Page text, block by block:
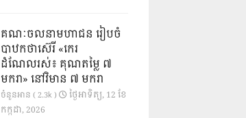
គណៈចលនាមហាជន រៀបចំ
បាឋកថាស៊េរី «កេរ
ដំណែលរស់៖ គុណតម្លៃ ៧
មករា» នៅវិមាន ៧ មករា
ចំនួនអាន ( 2.3k )
ថ្ងៃ​អាទិត្យ, 12 ខែ​
កក្កដា, 2026